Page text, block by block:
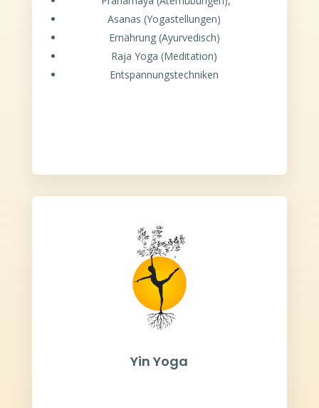
Asanas (Yogastellungen)
Ernährung (Ayurvedisch)
Raja Yoga (Meditation)
Entspannungstechniken
Yin Yoga